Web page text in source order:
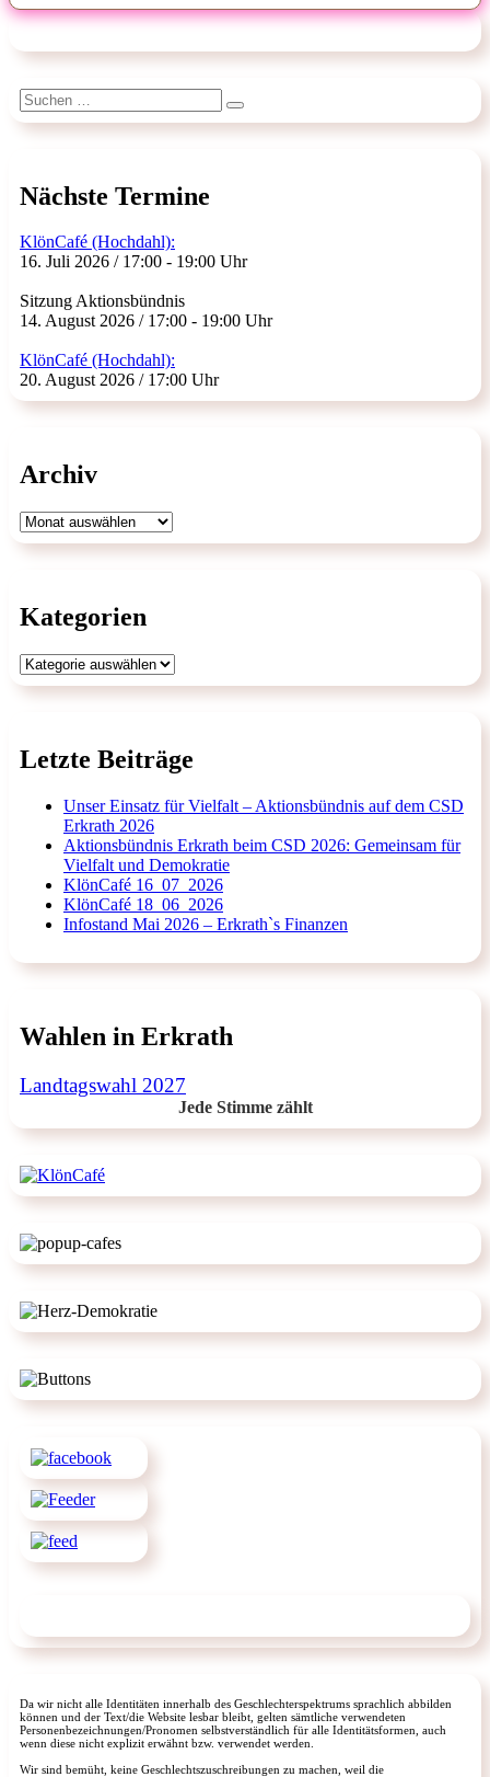
Suchen
nach:
Suchen
Nächste Termine
KlönCafé (Hochdahl):
16. Juli 2026 / 17:00 - 19:00 Uhr
Sitzung Aktionsbündnis
14. August 2026 / 17:00 - 19:00 Uhr
KlönCafé (Hochdahl):
20. August 2026 / 17:00 Uhr
Archiv
Archiv
Kategorien
Kategorien
Letzte Beiträge
Unser Einsatz für Vielfalt – Aktionsbündnis auf dem CSD
Erkrath 2026
Aktionsbündnis Erkrath beim CSD 2026: Gemeinsam für
Vielfalt und Demokratie
KlönCafé 16_07_2026
KlönCafé 18_06_2026
Infostand Mai 2026 – Erkrath`s Finanzen
Wahlen in Erkrath
Landtagswahl 2027
Jede Stimme zählt
Da wir nicht alle Identitäten innerhalb des Geschlechterspektrums sprachlich abbilden
können und der Text/die Website lesbar bleibt, gelten sämtliche verwendeten
Personenbezeichnungen/Pronomen selbstverständlich für alle Identitätsformen, auch
wenn diese nicht explizit erwähnt bzw. verwendet werden.
Wir sind bemüht, keine Geschlechtszuschreibungen zu machen, weil die